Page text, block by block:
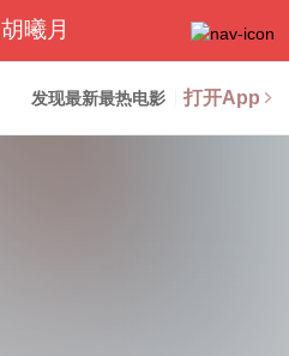
胡曦月
发现最新最热电影 打开App